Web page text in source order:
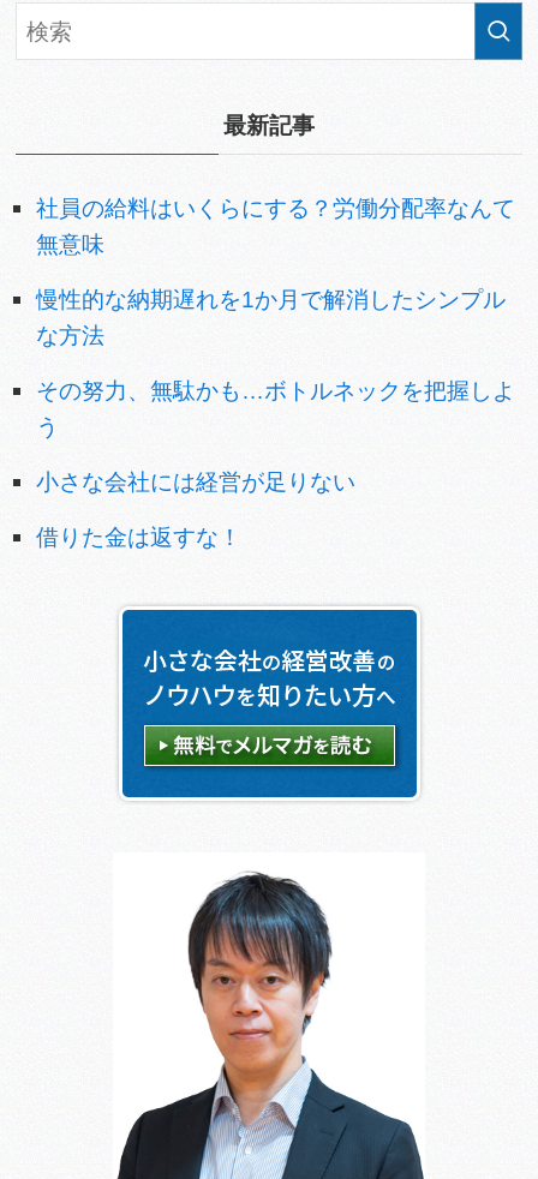
最新記事
社員の給料はいくらにする？労働分配率なんて
無意味
慢性的な納期遅れを1か月で解消したシンプル
な方法
その努力、無駄かも…ボトルネックを把握しよ
う
小さな会社には経営が足りない
借りた金は返すな！